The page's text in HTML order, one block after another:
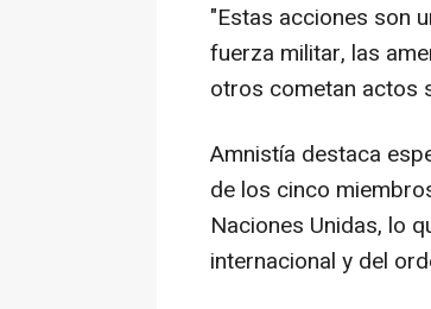
"Estas acciones son
fuerza militar, las
otros cometan actos
Amnistía destaca
de los cinco
Naciones Unidas, lo
internacional y del